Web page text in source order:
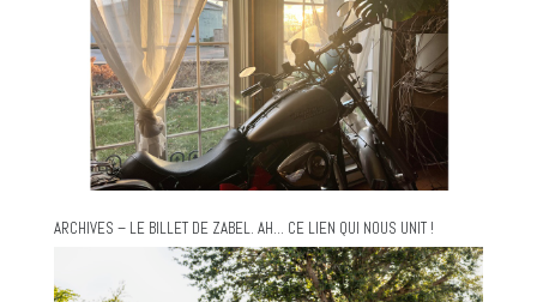
ARCHIVES – LE BILLET DE ZABEL. AH… CE LIEN QUI NOUS UNIT !